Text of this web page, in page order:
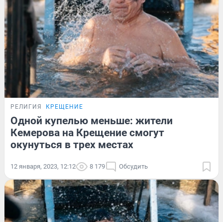
РЕЛИГИЯ КРЕЩЕНИЕ
Одной купелью меньше: жители
Кемерова на Крещение смогут
окунуться в трех местах
12 января, 2023, 12:12 8 179 Обсудить